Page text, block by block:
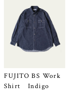
FUJITO BS Work
Shirt Indigo